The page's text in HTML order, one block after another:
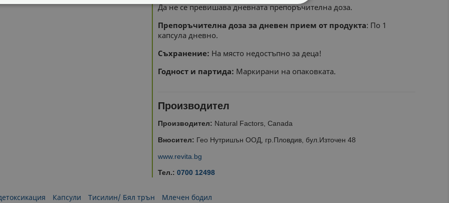
Да не се превишава дневната препоръчителна доза.
Препоръчителна доза за дневен прием от продукта: По 1
капсула дневно.
Съхранение: На място недостъпно за деца!
Годност и партида: Маркирани на опаковката.
Производител
Производител: Natural Factors, Canada
Вносител: Гео Нутришън ООД, гр.Пловдив, бул.Източен 48
www.revita.bg
Тел.: 0700 12498
Капсули Тисилин/ Бял трън Млечен бодил
СТАТИСТИЧЕСКИ МАРКЕТИНГOВИ ФУНКЦИОНАЛНИ